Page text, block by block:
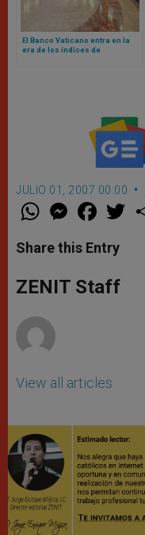
El Banco Vaticano entra en la
era de los índices de
JULIO 01, 2007 00:00
W
t
s
p
p
M
e
s
e
g
e
F
a
e
b
o
k
w
Share this Entry
ZENIT Staff
View all articles